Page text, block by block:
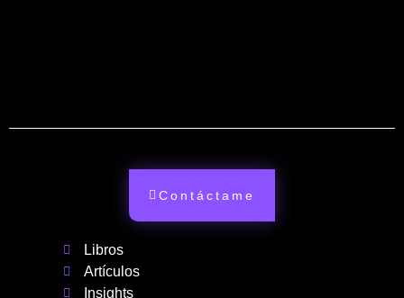
Libros
Artículos
Insights
Contáctame